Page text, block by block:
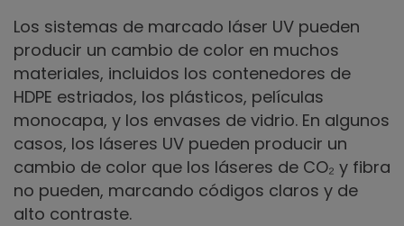
Los sistemas de marcado láser UV pueden
producir un cambio de color en muchos
materiales, incluidos los contenedores de
HDPE estriados, los plásticos, películas
monocapa, y los envases de vidrio. En algunos
casos, los láseres UV pueden producir un
cambio de color que los láseres de CO₂ y fibra
no pueden, marcando códigos claros y de
alto contraste.